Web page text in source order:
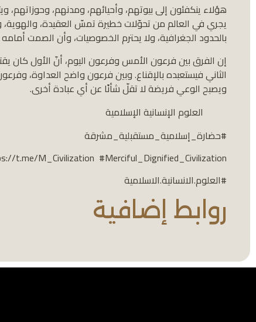
هؤلاء ينكفئون إلى بيوتهم، وأحيائهم، ومدنهم،
يجري في العالم من تحوّلات خطيرة تمسّ العقيدة، والهوية،
بالحدود الجغرافية، ولا يحترم الخصوصيات، وأن الصمت
إن الفرق بين فرعون الأمس وفرعون اليوم، أنّ الأول كان
الثاني فيستعبده بالإقناع. وبين فرعون واضح العداوة،
ويصبح الوعي فريضة لا تقلّ شأنًا عن أي عبادة أخرى.
العلوم الإنسانية الإسلامية
#حضارة_إسلامية_مستقبلية_مشرقة
t.me/M_Civilization #Merciful_Dignified_Civilization
#العلوم.الانسانية.الاسلامية
روابط إضافية